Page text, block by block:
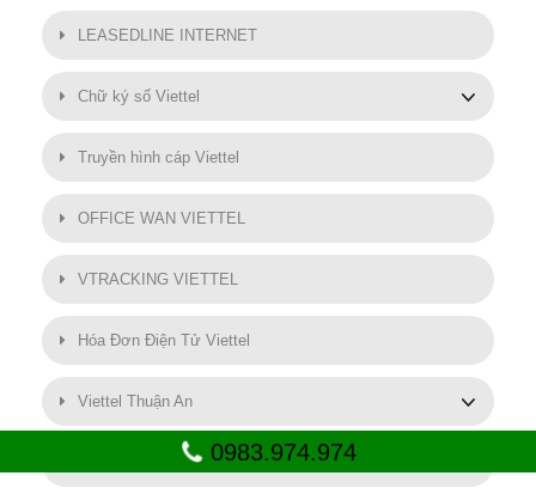
LEASEDLINE INTERNET
Chữ ký số Viettel
Truyền hình cáp Viettel
OFFICE WAN VIETTEL
VTRACKING VIETTEL
Hóa Đơn Điện Tử Viettel
Viettel Thuận An
SMART MOTOR VIETTEL0983.974.974